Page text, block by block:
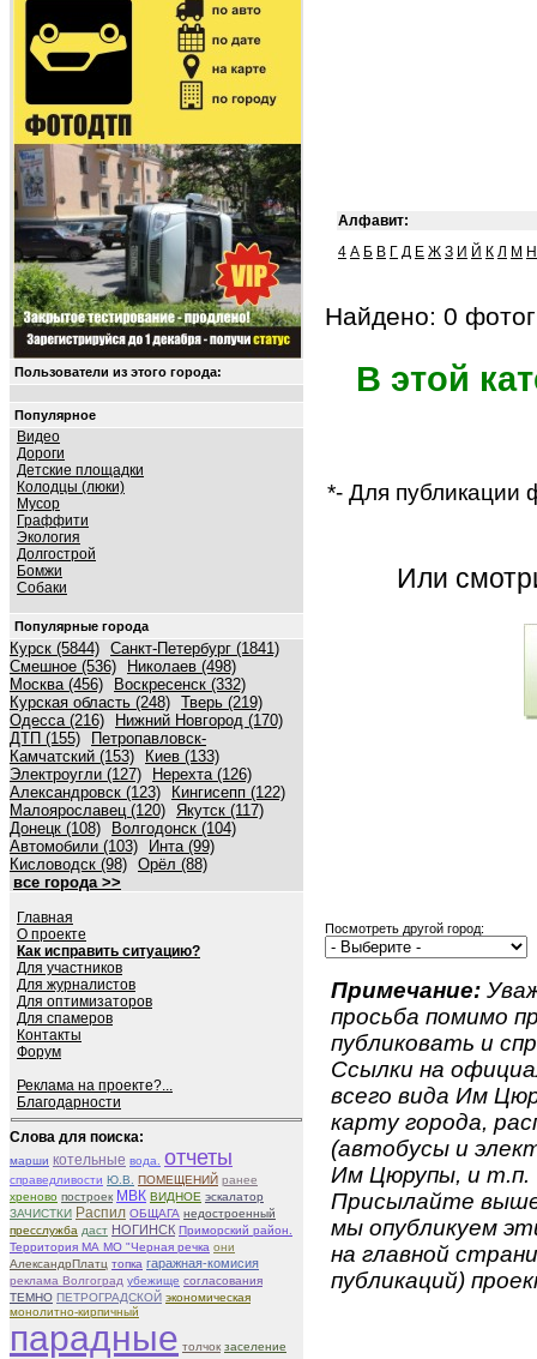
Пользователи из этого города:
Популярное
Видео
Дороги
Детские площадки
Колодцы (люки)
Мусор
Граффити
Экология
Долгострой
Бомжи
Собаки
Популярные города
Курск (5844) Санкт-Петербург (1841)
Смешное (536)
Николаев (498)
Москва (456)
Воскресенск (332)
Курская область (248) Тверь (219)
Одесса (216)
Нижний Новгород (170)
ДТП (155)
Петропавловск-
Камчатский (153)
Киев (133)
Электроугли (127)
Нерехта (126)
Александровск (123)
Кингисепп (122)
Малоярославец (120) Якутск (117)
Донецк (108)
Волгодонск (104)
Автомобили (103)
Инта (99)
Кисловодск (98) Орёл (88)
все города >>
Главная
О проекте
Как исправить ситуацию?
Для участников
Для журналистов
Для оптимизаторов
Для спамеров
Контакты
Форум
Реклама на проекте?...
Благодарности
Слова для поиска:
марши котельные вода. отчеты
справедливости Ю.В. ПОМЕЩЕНИЙ ранее
хреново построек МВК ВИДНОЕ эскалатор
ЗАЧИСТКИ Распил ОБЩАГА недостроенный
пресслужба даст НОГИНСК Приморский район.
Территория МА МО "Черная речка они
АлександрПлатц топка гаражная-комисия
реклама Волгоград убежище согласования
ТЕМНО ПЕТРОГРАДСКОЙ экономическая
монолитно-кирпичный
парадные толчок заселение
Алфавит:
4 А Б В Г Д Е Ж З И Й К Л М Н
Найдено: 0
В этой
*- Для публикации
Или
Посмотреть другой город:
Примечание:
просьба помимо
публиковать и
Ссылки на
всего вида Им
карту города,
(автобусы и
Им Цюрупы, и т.п.
Присылайте
мы опубликуем
на главной
публикаций)